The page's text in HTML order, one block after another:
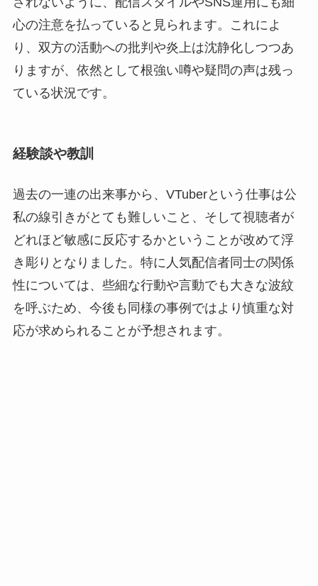
心の注意を払っていると見られます。これによ
り、双方の活動への批判や炎上は沈静化しつつあ
りますが、依然として根強い噂や疑問の声は残っ
ている状況です。
経験談や教訓
過去の一連の出来事から、VTuberという仕事は公
私の線引きがとても難しいこと、そして視聴者が
どれほど敏感に反応するかということが改めて浮
き彫りとなりました。特に人気配信者同士の関係
性については、些細な行動や言動でも大きな波紋
を呼ぶため、今後も同様の事例ではより慎重な対
応が求められることが予想されます。